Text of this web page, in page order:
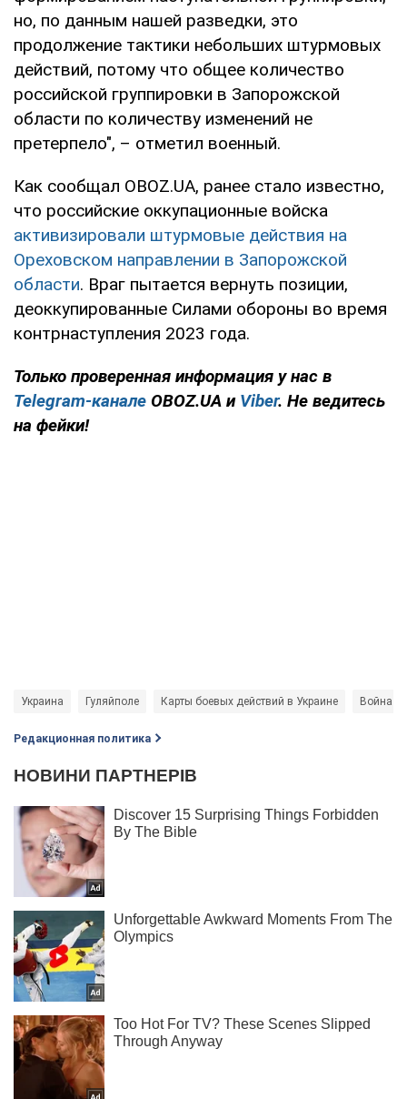
но, по данным нашей разведки, это
продолжение тактики небольших штурмовых
действий, потому что общее количество
российской группировки в Запорожской
области по количеству изменений не
претерпело", – отметил военный.
Как сообщал OBOZ.UA, ранее стало известно,
что российские оккупационные войска
активизировали штурмовые действия на
Ореховском направлении в Запорожской
области. Враг пытается вернуть позиции,
деоккупированные Силами обороны во время
контрнаступления 2023 года.
Только проверенная информация у нас в
Telegram-канале OBOZ.UA и Viber. Не ведитесь
на фейки!
Украина Гуляйполе Карты боевых действий в Украине Война в
Редакционная политика